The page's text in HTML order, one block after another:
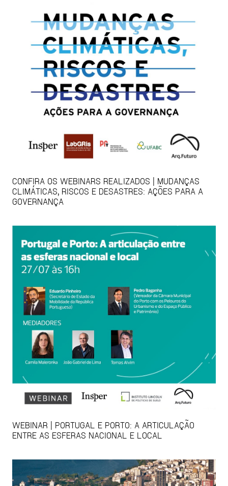
CONFIRA OS WEBINARS REALIZADOS | MUDANÇAS
CLIMÁTICAS, RISCOS E DESASTRES: AÇÕES PARA A
GOVERNANÇA
WEBINAR | PORTUGAL E PORTO: A ARTICULAÇÃO
ENTRE AS ESFERAS NACIONAL E LOCAL